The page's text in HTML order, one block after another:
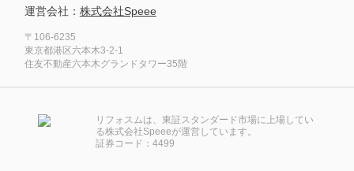
運営会社： 株式会社Speee
〒106-6235
東京都港区六本木3-2-1
住友不動産六本木グランドタワー35階
リフォスムは、東証スタンダード市場に上場してい
る株式会社Speeeが運営しています。
証券コード：4499